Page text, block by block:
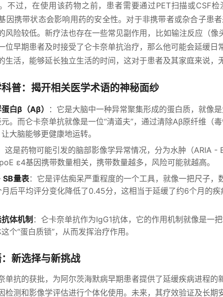
不过，在使用该药物之前，患者需要通过PET扫描或CSF检
因携带状态会影响用药的安全性。对于非携带者或杂合子患
风险较低。新疗法也存在一些常见副作用，比如输注反应（像
位早期患者及时接受了仑卡奈单抗治疗，那么他可能会延缓
生活，能够延长独立生活的时间，这对于患者及其家庭来说，
科普：揭开相关医学术语的神秘面纱
白β（Aβ）
：它是大脑中一种异常聚集形成的蛋白质，就像
。而仑卡奈单抗就像是一位“清道夫”，通过清除Aβ原纤维（
大脑能够更健康地运转。
这是药物可能引发的脑部影像学异常情况，分为水肿（ARIA
ε4基因携带数量相关，携带数量越多，风险可能就越高。
SB量表：它是评估痴呆严重程度的一个工具，就像一把尺子
月后平均评分变化降低了0.45分，这相当于延缓了约6个月的
体机制 ：仑卡奈单抗作为IgG1抗体，它的作用机制就像是一
个“蛋白质锁”，从而发挥治疗作用。
新选择与新挑战
单抗的获批，为阿尔茨海默病早期患者提供了延缓疾病进程的
检测和影像学评估进行个体化使用。未来，其疗效验证及长期